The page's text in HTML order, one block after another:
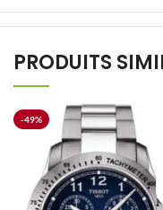
PRODUITS
-49%